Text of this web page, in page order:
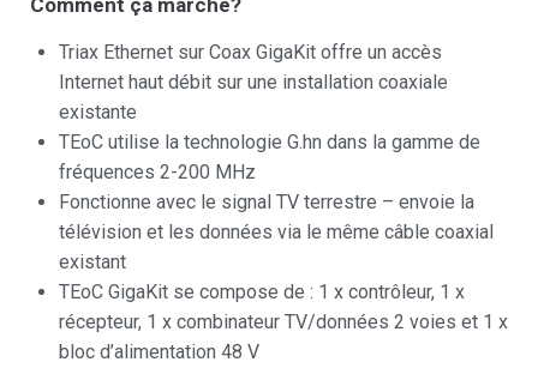
Comment ça marche?
Triax Ethernet sur Coax GigaKit offre un accès
Internet haut débit sur une installation coaxiale
existante
TEoC utilise la technologie G.hn dans la gamme de
fréquences 2-200 MHz
Fonctionne avec le signal TV terrestre – envoie la
télévision et les données via le même câble coaxial
existant
TEoC GigaKit se compose de : 1 x contrôleur, 1 x
récepteur, 1 x combinateur TV/données 2 voies et 1 x
bloc d’alimentation 48 V